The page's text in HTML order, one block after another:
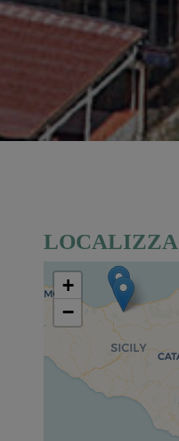
+
−